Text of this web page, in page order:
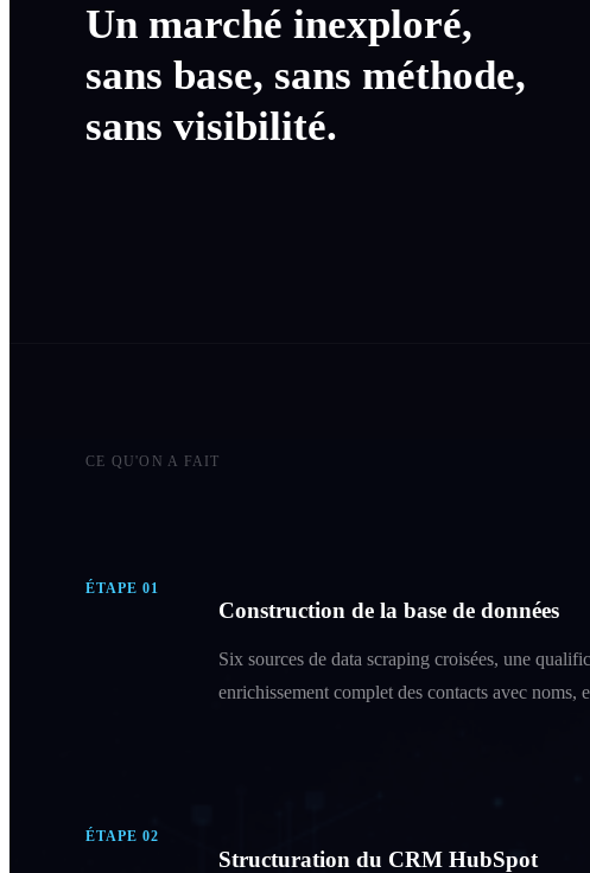
Un marché inexploré,
sans base, sans méthode,
sans visibilité.
CE QU'ON A FAIT
ÉTAPE 01
Construction de la base de données
Six sources de data scraping croisées, une
enrichissement complet des contacts avec
ÉTAPE 02
Structuration du CRM HubSpot